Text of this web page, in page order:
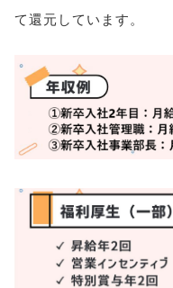
て還元しています。